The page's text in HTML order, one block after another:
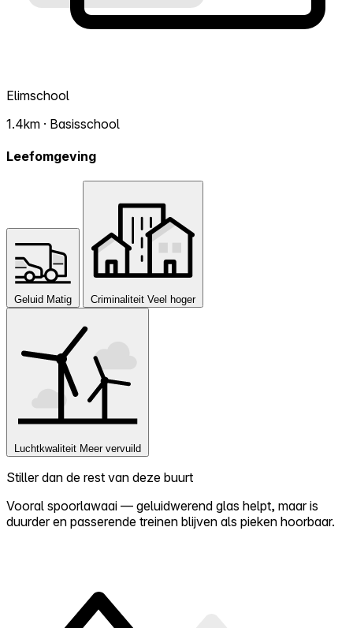
Elimschool
1.4km · Basisschool
Leefomgeving
Geluid Matig Criminaliteit Veel hoger
Luchtkwaliteit Meer vervuild
Stiller dan de rest van deze buurt
Vooral spoorlawaai — geluidwerend glas helpt, maar is
duurder en passerende treinen blijven als pieken hoorbaar.